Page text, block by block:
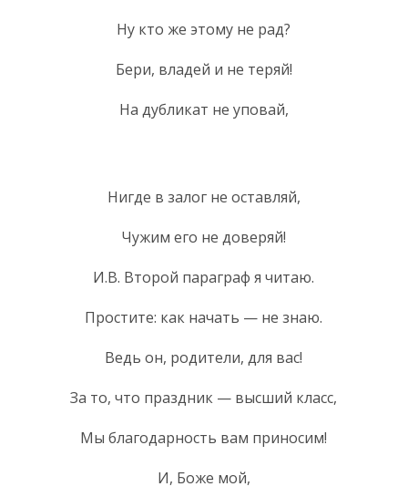
Ну кто же этому не рад?
Бери, владей и не теряй!
На дубликат не уповай,
Нигде в залог не оставляй,
Чужим его не доверяй!
И.В. Второй параграф я читаю.
Простите: как начать — не знаю.
Ведь он, родители, для вас!
За то, что праздник — высший класс,
Мы благодарность вам приносим!
И, Боже мой,